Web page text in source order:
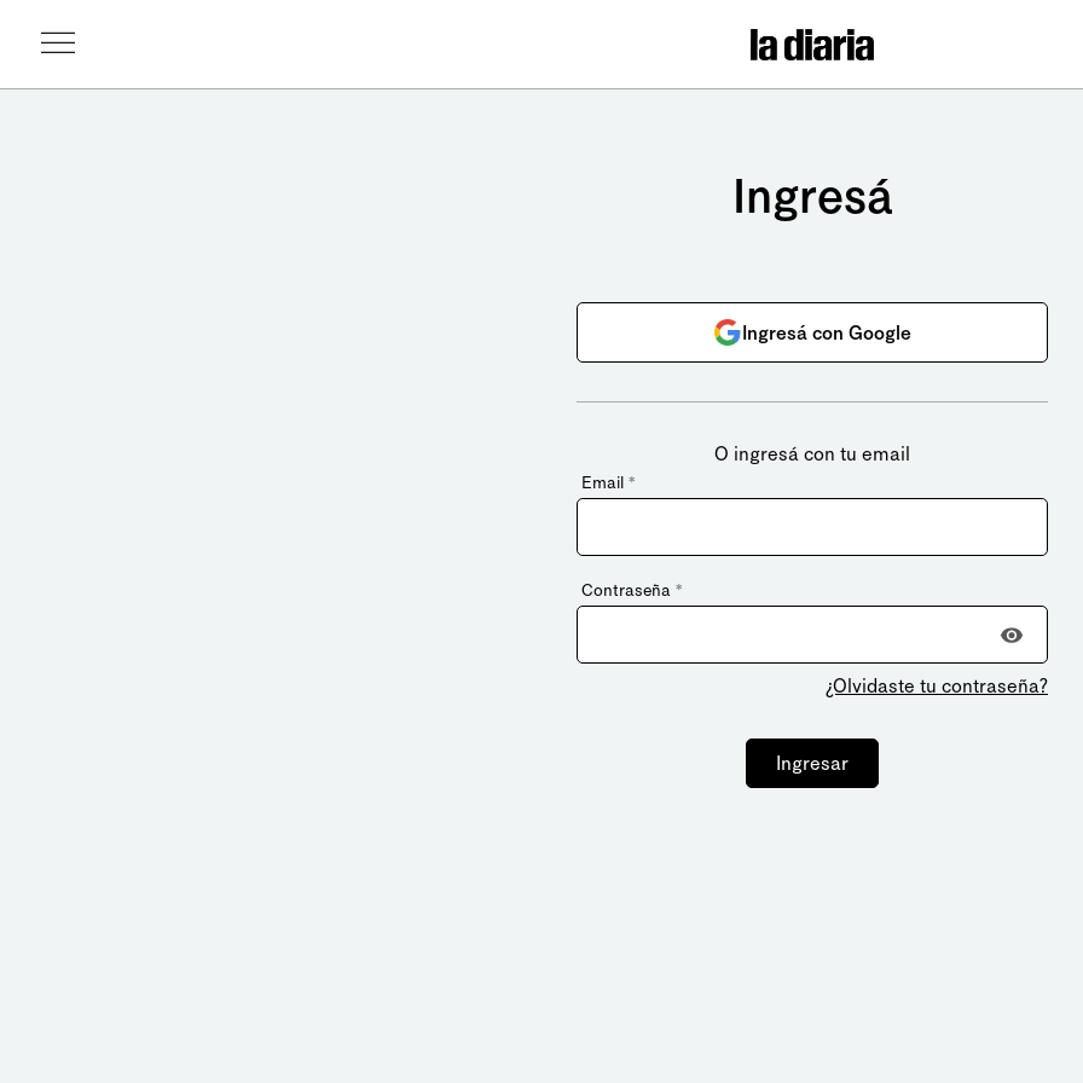
Ingresá
Ingresá con Google
O ingresá con tu email
Email *
Contraseña *
¿Olvidaste tu contraseña?
Ingresar